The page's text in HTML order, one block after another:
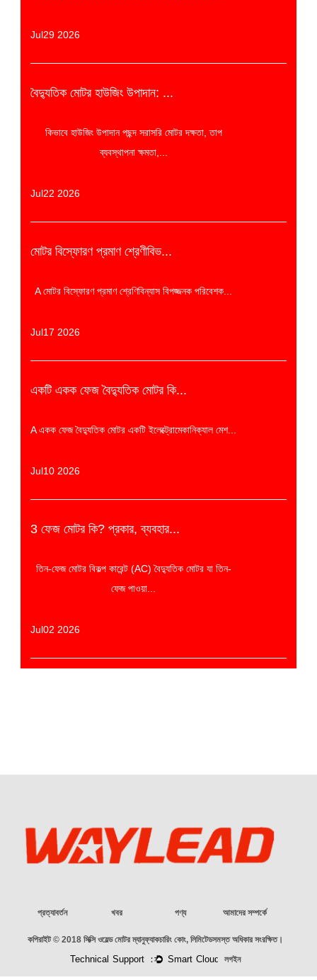
Jul29 2026
বৈদ্যুতিক মোটর হাউজিং উপাদান: ...
কিভাবে হাউজিং উপাদান পছন্দ সরাসরি মোটর দক্ষতা, তাপ
ব্যবস্থাপনা ক্ষমতা,...
Jul22 2026
মোটর বিস্ফোরণ প্রমাণ শ্রেণীবিভ...
A মোটর বিস্ফোরণ প্রমাণ শ্রেণিবিন্যাস বিপজ্জনক পরিবেশক...
Jul17 2026
একটি একক ফেজ বৈদ্যুতিক মোটর কি...
A একক ফেজ বৈদ্যুতিক মোটর একটি ইলেক্ট্রোমেকানিক্যাল মেশ...
Jul10 2026
3 ফেজ মোটর কি? প্রকার, ব্যবহার...
তিন-ফেজ মোটর বিকল্প কারেন্ট (AC) বৈদ্যুতিক মোটর যা তিন-
ফেজ পাওয়া...
Jul02 2026
প্রত্যাবর্তন খবর পণ্য আমাদের সম্পর্কে
কপিরাইট © 2018 সিক্সি ওয়েল্ড মোটর ম্যানুফ্যাকচারিং কোং, লিমিটেডসমস্ত অধিকার সংরক্ষিত।
লগইন